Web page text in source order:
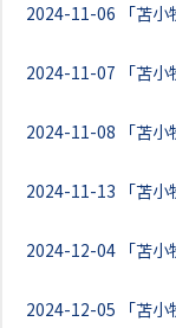
2024-11-06 「苫
2024-11-07 「苫
2024-11-08 「苫
2024-11-13 「苫
2024-12-04 「苫
2024-12-05 「苫